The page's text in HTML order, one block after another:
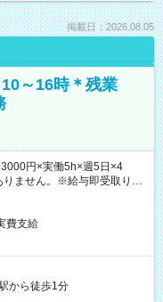
掲載日：2026.08.05
～16時＊残業
円×実働5h×週5日×4
ません。※給与即受取りサ
費支給
から徒歩1分